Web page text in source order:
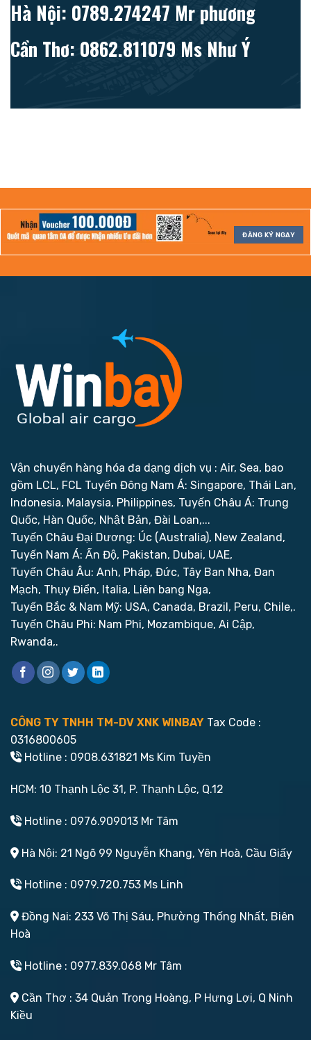
Hà Nội: 0789.274247 Mr phương
Cần Thơ: 0862.811079 Ms Như Ý
ĐĂNG KÝ NGAY
Vận chuyển hàng hóa đa dạng dịch vụ : Air, Sea, bao
gồm LCL, FCL Tuyến Đông Nam Á: Singapore, Thái Lan,
Indonesia, Malaysia, Philippines, Tuyến Châu Á: Trung
Quốc, Hàn Quốc, Nhật Bản, Đài Loan,...
Tuyến Châu Đại Dương: Úc (Australia), New Zealand,
Tuyến Nam Á: Ấn Độ, Pakistan, Dubai, UAE,
Tuyến Châu Âu: Anh, Pháp, Đức, Tây Ban Nha, Đan
Mạch, Thụy Điển, Italia, Liên bang Nga,
Tuyến Bắc & Nam Mỹ: USA, Canada, Brazil, Peru, Chile,.
Tuyến Châu Phi: Nam Phi, Mozambique, Ai Cập,
Rwanda,.
CÔNG TY TNHH TM-DV XNK WINBAY Tax Code :
0316800605
Hotline : 0908.631821 Ms Kim Tuyền
HCM: 10 Thạnh Lộc 31, P. Thạnh Lộc, Q.12
Hotline : 0976.909013 Mr Tâm
Hà Nội: 21 Ngõ 99 Nguyễn Khang, Yên Hoà, Cầu Giấy
Hotline : 0979.720.753 Ms Linh
Đồng Nai: 233 Võ Thị Sáu, Phường Thống Nhất, Biên
Hoà
Hotline : 0977.839.068 Mr Tâm
Cần Thơ : 34 Quản Trọng Hoàng, P Hưng Lợi, Q Ninh
Kiều